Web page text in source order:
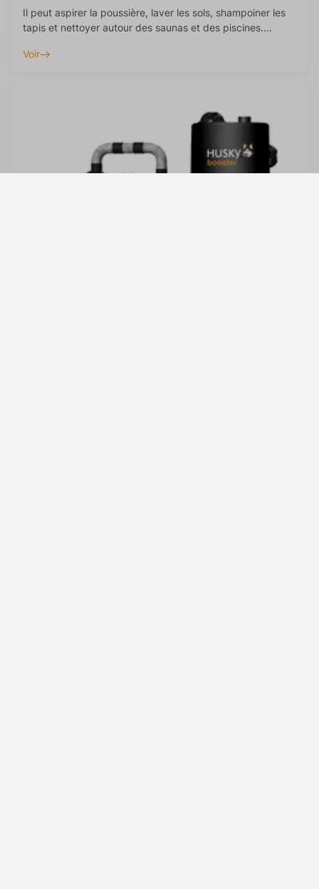
Il peut aspirer la poussière, laver les sols, shampoiner les
tapis et nettoyer autour des saunas et des piscines....
Voir